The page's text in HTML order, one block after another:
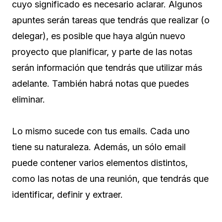
cuyo significado es necesario aclarar. Algunos
apuntes serán tareas que tendrás que realizar (o
delegar), es posible que haya algún nuevo
proyecto que planificar, y parte de las notas
serán información que tendrás que utilizar más
adelante. También habrá notas que puedes
eliminar.
Lo mismo sucede con tus emails. Cada uno
tiene su naturaleza. Además, un sólo email
puede contener varios elementos distintos,
como las notas de una reunión, que tendrás que
identificar, definir y extraer.